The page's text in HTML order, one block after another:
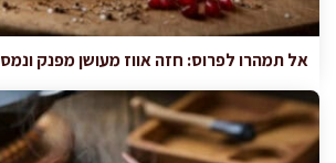
אל תמהרו לפרוס: חזה אווז מעושן מפנק ונמס